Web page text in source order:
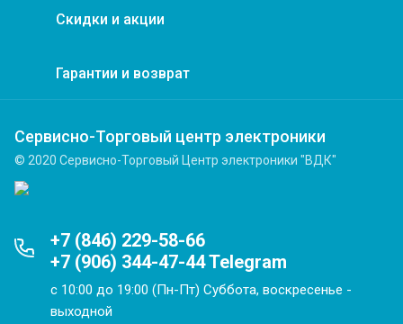
Скидки и акции
Гарантии и возврат
Сервисно-Торговый центр электроники
© 2020 Сервисно-Торговый Центр электроники "ВДК"
+7 (846) 229-58-66
+7 (906) 344-47-44 Telegram
с 10:00 до 19:00 (Пн-Пт) Суббота, воскресенье -
выходной